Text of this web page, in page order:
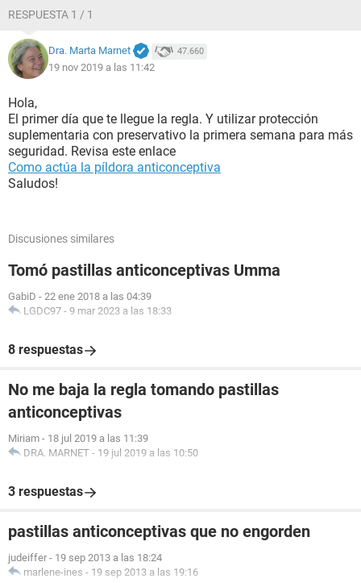
RESPUESTA 1 / 1
Dra. Marta Marnet 47.660
19 nov 2019 a las 11:42
Hola,
El primer día que te llegue la regla. Y utilizar protección
suplementaria con preservativo la primera semana para más
seguridad. Revisa este enlace
Como actúa la píldora anticonceptiva
Saludos!
Discusiones similares
Tomó pastillas anticonceptivas Umma
GabiD - 22 ene 2018 a las 04:39
LGDC97 - 9 mar 2023 a las 18:33
8 respuestas
No me baja la regla tomando pastillas
anticonceptivas
Miriam - 18 jul 2019 a las 11:39
DRA. MARNET - 19 jul 2019 a las 10:50
3 respuestas
pastillas anticonceptivas que no engorden
judeiffer - 19 sep 2013 a las 18:24
marlene-ines - 19 sep 2013 a las 19:16